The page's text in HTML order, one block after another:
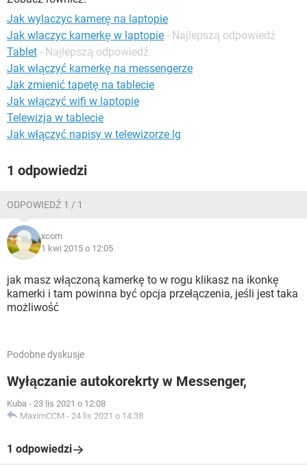
WINDOWS 10
Jak wylaczyc kamerę na laptopie
Jak wlaczyc kamerkę w laptopie - Najlepszą odpowiedź
Tablet - Najlepszą odpowiedź
Jak włączyć kamerkę na messengerze
Jak zmienić tapetę na tablecie
Jak włączyć wifi w laptopie
Telewizja w tablecie
Jak włączyć napisy w telewizorze lg
1 odpowiedzi
ODPOWIEDŹ 1 / 1
xcom
1 kwi 2015 o 12:05
jak masz włączoną kamerkę to w rogu klikasz na ikonkę
kamerki i tam powinna być opcja przełączenia, jeśli jest taka
możliwość
Podobne dyskusje
Wyłączanie autokorekrty w Messenger,
Kuba - 23 lis 2021 o 12:08
MaximCCM - 24 lis 2021 o 14:38
1 odpowiedzi